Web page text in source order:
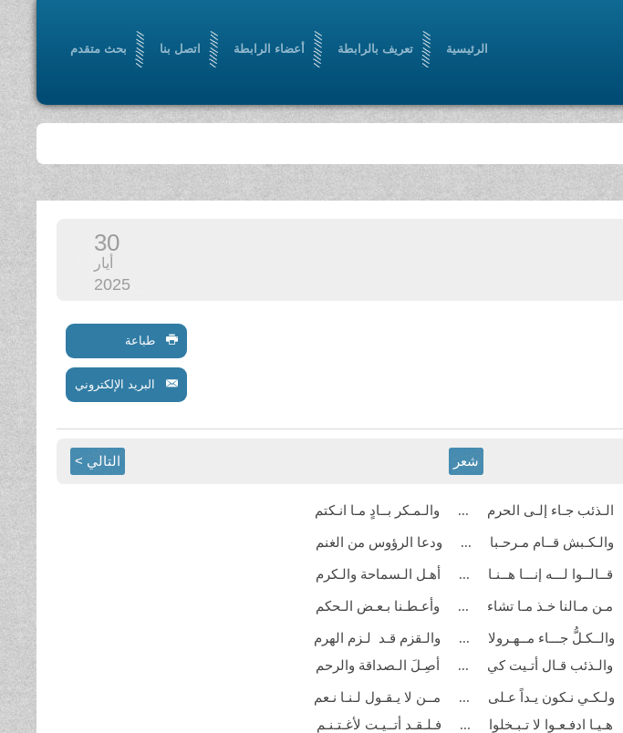
الرئيسية تعريف بالرابطة أعضاء الرابطة اتصل بنا بحث متقدم
30
أيار
2025
طباعة
البريد الإلكتروني
شعر التالي >
الـذئب جـاء إلـى الحرم ... والـمـكر بــادٍ مـا انـكتم
والـكـبش قــام مـرحـبا ... ودعا الرؤوس من الغنم
قــالــوا لـــه إنـــا هــنـا ... أهـل الـسماحة والـكرم
مـن مـالنا خـذ مـا تشاء ... وأعـطـنا بـعـض الـحكم
والــكـلُّ جـــاء مــهـرولا ... والـقزم قـد لـزم الهرم
والـذئب قـال أتـيتكي ... أصِـلَ الـصداقة والرحم
ولـكـي نـكون يـداً عـلى ... مــن لا يـقـول لـنـا نـعم
هـيـا ادفـعـوا لاتـبـخلوا ... فـلـقـد أتــيـت لأغـتـنـم